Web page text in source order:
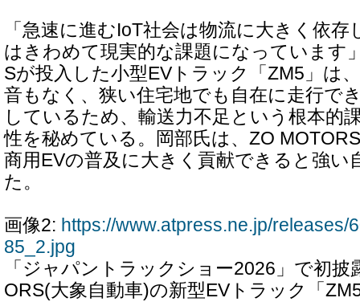
「急速に進むIoT社会は物流に大きく依
はきわめて現実的な課題になっています
Sが投入した小型EVトラック「ZM5」は
音もなく、狭い住宅地でも自在に走行で
しているため、輸送力不足という根本的
性を秘めている。岡部氏は、ZO
商用EVの普及に大きく貢献できると強い
た。
画像2: https://www.atpress.ne.jp/releases/
85_2.jpg
「ジャパントラックショー2026」で初披
ORS(大象自動車)の新型EVトラック「